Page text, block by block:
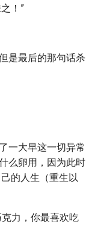
！”
是最后的那句话杀
一大早这一切异常
么卵用，因为此时
的人生（重生以
力，你最喜欢吃